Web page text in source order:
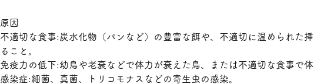
原因
不適切な食事:炭水化物（パンなど）の豊富な餌や、不適切に温められた
ること。﻿
免疫力の低下:幼鳥や老衰などで体力が衰えた鳥、または不適切な食事で体
感染症:細菌、真菌、トリコモナスなどの寄生虫の感染。﻿